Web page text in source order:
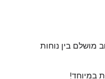
מושלם בין נוחות